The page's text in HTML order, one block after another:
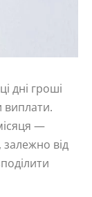
дні гроші
виплати.
—
від